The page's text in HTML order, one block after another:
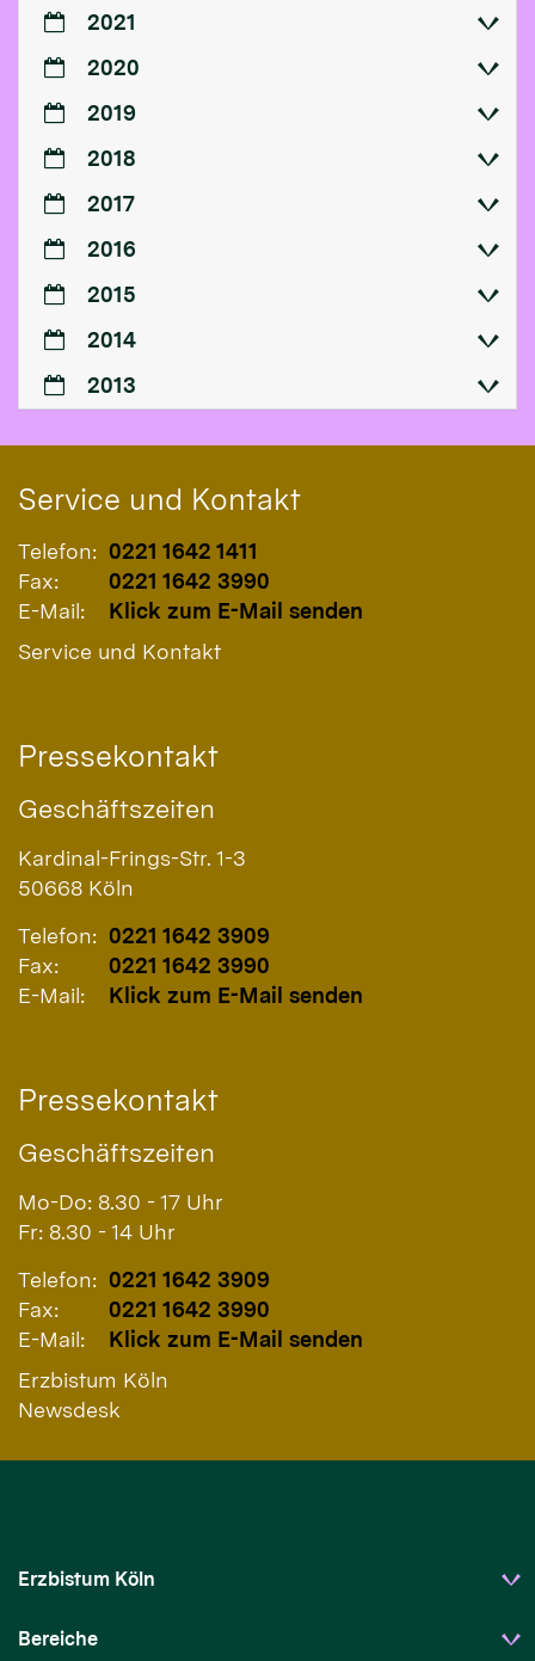
2021
2020
2019
2018
2017
2016
2015
2014
2013
Service und Kontakt
Telefon: 0221 1642 1411
Fax:
0221 1642 3990
E-Mail:
Klick zum E-Mail senden
Service und Kontakt
Pressekontakt
Geschäftszeiten
Kardinal-Frings-Str. 1-3
50668 Köln
Telefon: 0221 1642 3909
Fax:
0221 1642 3990
E-Mail:
Klick zum E-Mail senden
Pressekontakt
Geschäftszeiten
Mo-Do: 8.30 - 17 Uhr
Fr: 8.30 - 14 Uhr
Telefon: 0221 1642 3909
Fax:
0221 1642 3990
E-Mail:
Klick zum E-Mail senden
Erzbistum Köln
Newsdesk
Erzbistum Köln
Bereiche